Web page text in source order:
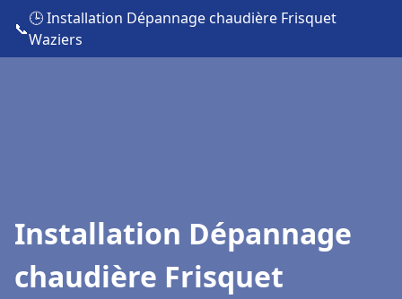
📞
🕒 Installation Dépannage chaudière Frisquet
Waziers
Installation Dépannage
chaudière Frisquet